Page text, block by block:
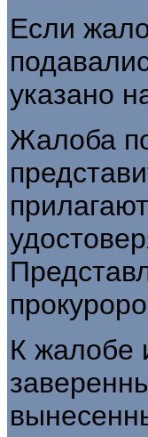
Если
указано
Жалоба
К жалобе